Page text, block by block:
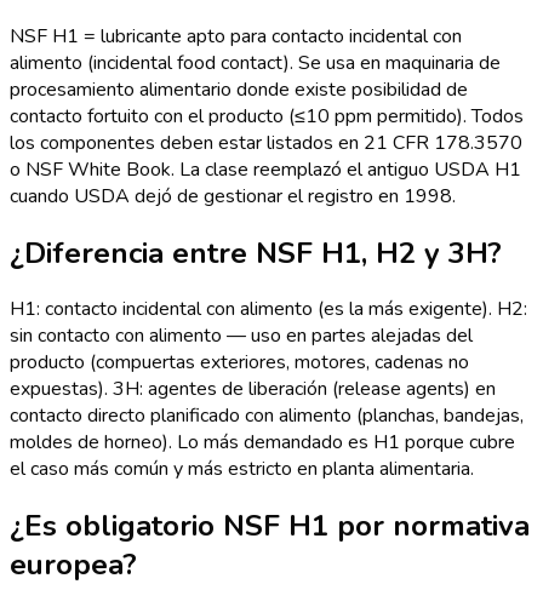
NSF H1 = lubricante apto para contacto incidental con
alimento (incidental food contact). Se usa en maquinaria de
procesamiento alimentario donde existe posibilidad de
contacto fortuito con el producto (≤10 ppm permitido). Todos
los componentes deben estar listados en 21 CFR 178.3570
o NSF White Book. La clase reemplazó el antiguo USDA H1
cuando USDA dejó de gestionar el registro en 1998.
¿Diferencia entre NSF H1, H2 y 3H?
H1: contacto incidental con alimento (es la más exigente). H2:
sin contacto con alimento — uso en partes alejadas del
producto (compuertas exteriores, motores, cadenas no
expuestas). 3H: agentes de liberación (release agents) en
contacto directo planificado con alimento (planchas, bandejas,
moldes de horneo). Lo más demandado es H1 porque cubre
el caso más común y más estricto en planta alimentaria.
¿Es obligatorio NSF H1 por normativa
europea?